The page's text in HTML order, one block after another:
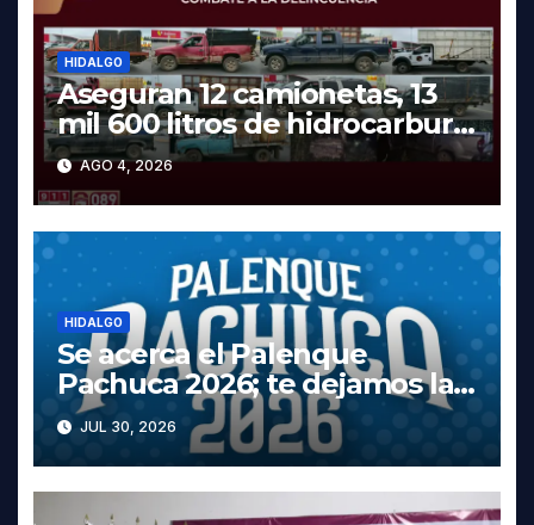
HIDALGO
Aseguran 12 camionetas, 13
mil 600 litros de hidrocarburo
y dos vehículos robados en
Tula
AGO 4, 2026
HIDALGO
Se acerca el Palenque
Pachuca 2026; te dejamos la
cartelera completa, las fechas
y los precios
JUL 30, 2026